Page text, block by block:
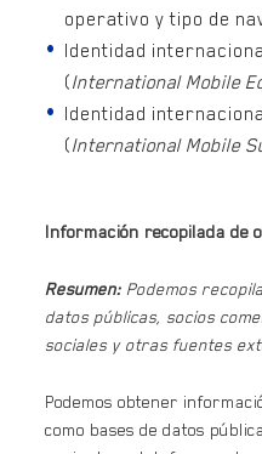
operativo y tipo de
Identidad
(International Mobile
Identidad
(International Mobile
Información recopilada de
Resumen: Podemos
datos públicas, socios
sociales y otras fuentes
Podemos obtener
como bases de datos